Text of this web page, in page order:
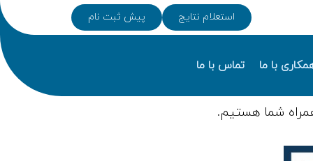
پیش ثبت نام استعلام نتایج
با ما تماس با ما
شما هستیم.